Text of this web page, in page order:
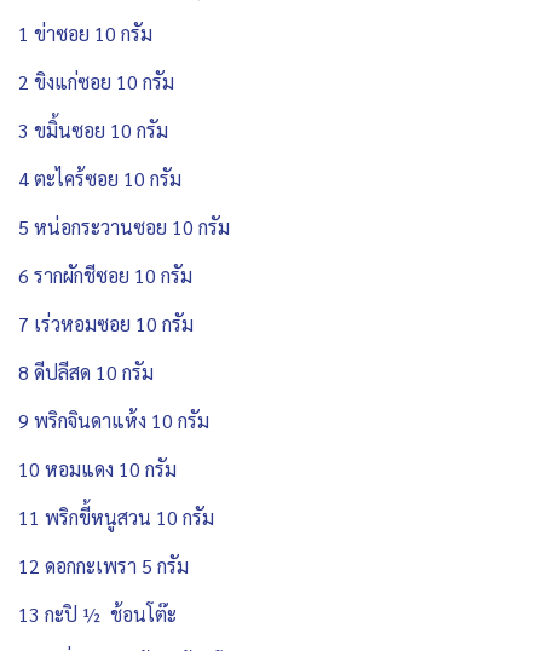
1 ข่าซอย 10 กรัม
2 ขิงแก่ซอย 10 กรัม
3 ขมิ้นซอย 10 กรัม
4 ตะไคร้ซอย 10 กรัม
5 หน่อกระวานซอย 10 กรัม
6 รากผักชีซอย 10 กรัม
7 เร่วหอมซอย 10 กรัม
8 ดีปลีสด 10 กรัม
9 พริกจินดาแห้ง 10 กรัม
10 หอมแดง 10 กรัม
11 พริกขี้หนูสวน 10 กรัม
12 ดอกกะเพรา 5 กรัม
13 กะปิ ½ ช้อนโต๊ะ